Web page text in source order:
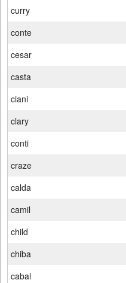
curry
conte
cesar
casta
ciani
clary
conti
craze
calda
camil
child
chiba
cabal